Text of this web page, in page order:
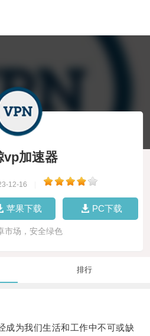
vp加速器
12-16
苹果下载 PC下载
市场，安全绿色
排行
为我们生活和工作中不可或缺